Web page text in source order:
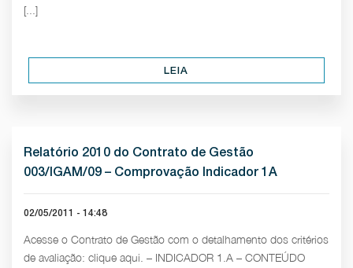
[...]
LEIA
Relatório 2010 do Contrato de Gestão
003/IGAM/09 – Comprovação Indicador 1A
02/05/2011 - 14:48
Acesse o Contrato de Gestão com o detalhamento dos critérios
de avaliação: clique aqui. – INDICADOR 1.A – CONTEÚDO